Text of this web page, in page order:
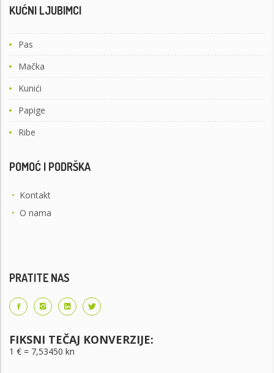
KUĆNI LJUBIMCI
Pas
Mačka
Kunići
Papige
Ribe
POMOĆ I PODRŠKA
• Kontakt
• O nama
PRATITE NAS
FIKSNI TEČAJ KONVERZIJE:
1 € = 7,53450 kn